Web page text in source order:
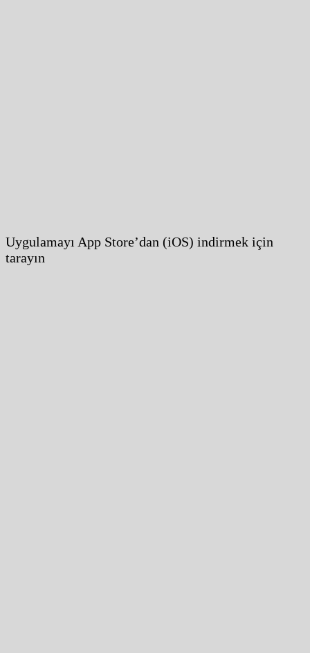
Uygulamayı App Store’dan (iOS) indirmek için
tarayın